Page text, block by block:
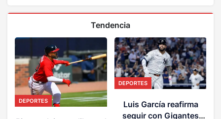
Tendencia
DEPORTES
DEPORTES
Luis García reafirma
seguir con Gigantes